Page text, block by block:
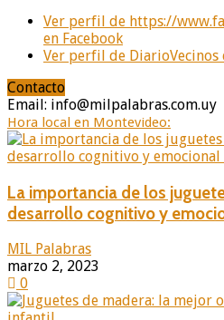
Ver perfil de https://
en Facebook
Ver perfil de
Contacto
Email: info@milpalabras.com.uy
Hora local en Montevideo:
La importancia de los
desarrollo cognitivo y
MIL Palabras
marzo 2, 2023
0